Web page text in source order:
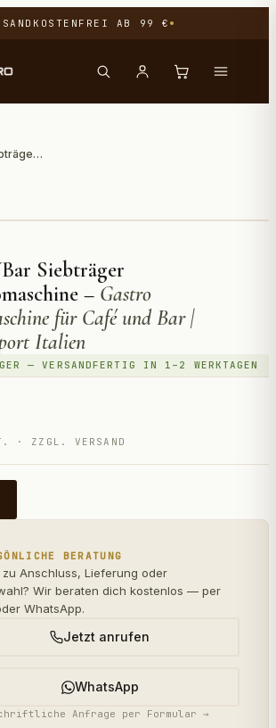
AB 99 €
Wega WBar Siebträger Espressomaschine – Gastro Kaffeemaschine für Café und Bar | Direktimport Italien
Siebträger
– Gastro
für Café und Bar |
Italien
— VERSANDFERTIG IN 1–2 WERKTAGEN
· ZZGL. VERSAND
BERATUNG
zu Anschluss, Lieferung oder
Wir beraten dich kostenlos — per
WhatsApp.
Jetzt anrufen
WhatsApp
Anfrage per Formular →